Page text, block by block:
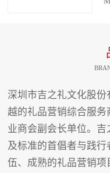
深圳市吉之礼文化股
越的礼品营销综合服
业商会副会长单位。
及标准的首倡者与践
伍、成熟的礼品营销项